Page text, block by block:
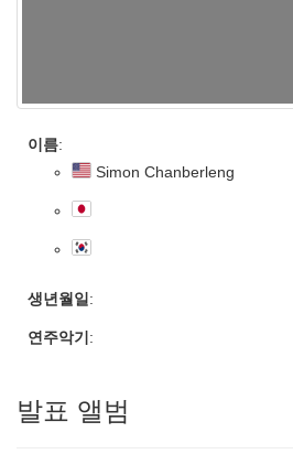
이름:
Simon Chanberleng
생년월일 :
연주악기 :
발표 앨범